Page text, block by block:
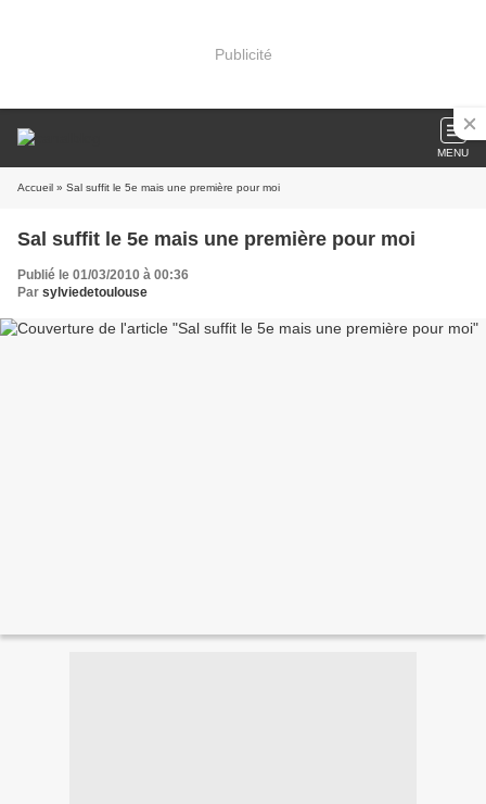
Publicité
MENU
Accueil » Sal suffit le 5e mais une première pour moi
Sal suffit le 5e mais une première pour moi
Publié le 01/03/2010 à 00:36
Par sylviedetoulouse